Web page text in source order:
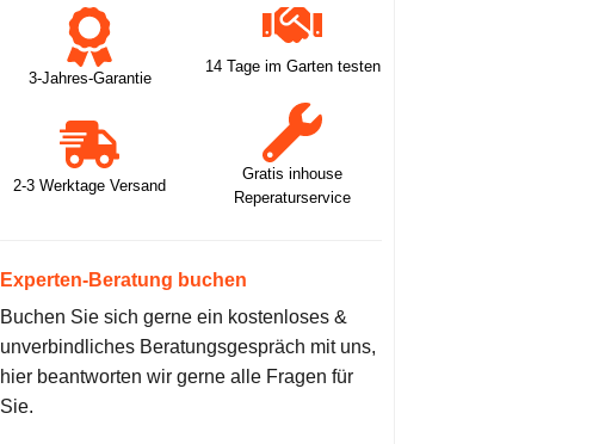
3-Jahres-Garantie
2-3 Werktage Versand
14 Tage im Garten testen
Gratis inhouse
Reperaturservice
Experten-Beratung buchen
Buchen Sie sich gerne ein kostenloses &
unverbindliches Beratungsgespräch mit uns,
hier beantworten wir gerne alle Fragen für
Sie.